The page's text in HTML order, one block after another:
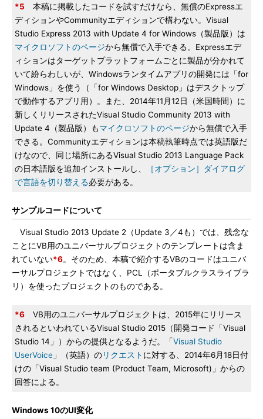
*5 本稿に掲載したコードを試すだけなら、無償のExpressエ
ディションやCommunityエディションで構わない。Visual
Studio Express 2013 with Update 4 for Windows（製品版）は
マイクロソフトのページから無償で入手できる。Expressエデ
ィションはターゲットプラットフォームごとに製品が分かれて
いて紛らわしいが、Windowsランタイムアプリの開発には「for
Windows」を使う（「for Windows Desktop」はデスクトップ
で動作するアプリ用）。また、2014年11月12日（米国時間）に
新しくリリースされたVisual Studio Community 2013 with
Update 4（製品版）もマイクロソフトのページから無償で入手
できる。Communityエディションは本稿執筆時点では英語版だ
けなので、同じ場所にあるVisual Studio 2013 Language Pack
の日本語版を追加インストールし、
［オプション］ダイアログ
で言語を切り替える必要がある。
サンプルコードについて
Visual Studio 2013 Update 2（Update 3／4も）では、残念な
ことにVB用のユニバーサルプロジェクトのテンプレートは含ま
れていない*6。そのため、本稿で紹介するVBのコードはユニバ
ーサルプロジェクトではなく、PCL（ポータブルクラスライブラ
リ）を使ったプロジェクトのものである。
*6 VB用のユニバーサルプロジェクトは、2015年にリリース
されるといわれているVisual Studio 2015（開発コード「Visual
Studio 14」）からの提供となるようだ。「Visual Studio
UserVoice 」（英語）のリクエスト に対する、2014年6月18日付
けの「Visual Studio team (Product Team, Microsoft)」からの
回答による。
Windows 10のUI変化